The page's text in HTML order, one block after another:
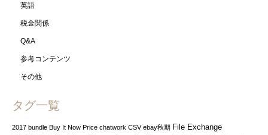
英語
税金関係
Q&A
参考コンテンツ
その他
タグ一覧
2017 bundle Buy It Now Price chatwork CSV ebay秋期 File Exchange